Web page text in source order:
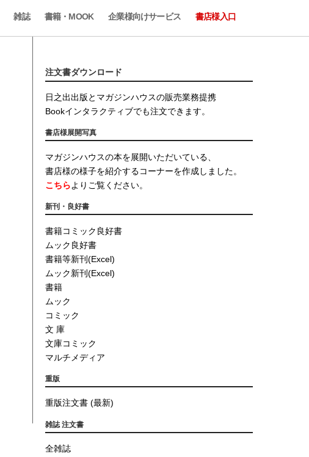
雑誌 書籍・MOOK 企業様向けサービス 書店様入口
注文書ダウンロード
日之出出版とマガジンハウスの販売業務提携
Bookインタラクティブでも注文できます。
書店様展開写真
マガジンハウスの本を展開いただいている、
書店様の様子を紹介するコーナーを作成しました。
こちらよりご覧ください。
新刊・良好書
書籍コミック良好書
ムック良好書
書籍等新刊(Excel)
ムック新刊(Excel)
書籍
ムック
コミック
文 庫
文庫コミック
マルチメディア
重版
重版注文書 (最新)
雑誌 注文書
全雑誌